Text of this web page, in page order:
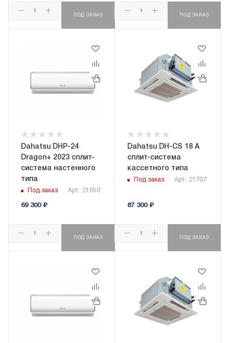
ПОД ЗАКАЗ ПОД ЗАКАЗ
Dahatsu DHP-24
Dragon+ 2023 сплит-
система настенного
типа
Под заказ Арт.: 21650
69 300₽
ПОД ЗАКАЗ
Dahatsu DH-CS 18 A
сплит-система
кассетного типа
Под заказ Арт.: 21707
87 300₽
ПОД ЗАКАЗ